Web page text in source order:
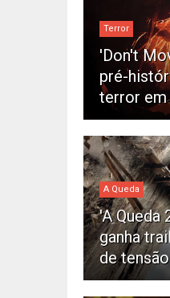
Terror
'Don't
pré-
terror em
A Queda
'A Queda
ganha
de tensão